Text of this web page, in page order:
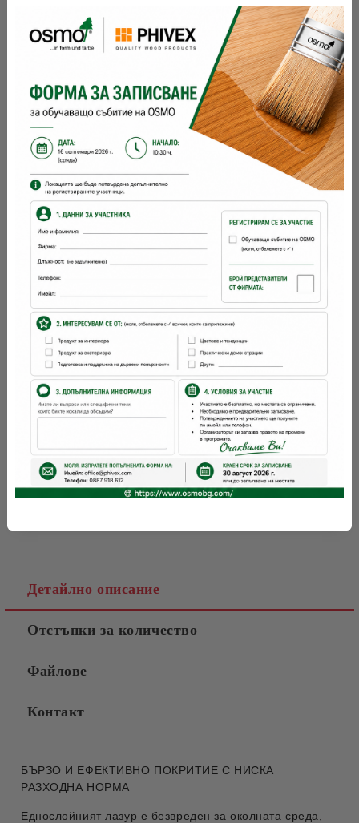
разфасовка 1:
Съхранение:
5 години и повече при добре затворена
опаковка
разходна норма:
26м2 с 1 л
брой ръце:
време за съхнене:
12 часа
с какво се
нанася:
четка, валяк
OSMO
Детайлно описание
Отстъпки за количество
Файлове
Контакт
БЪРЗО И ЕФЕКТИВНО ПОКРИТИЕ С НИСКА
РАЗХОДНА НОРМА
Еднослойният лазур е безвреден за околната среда,